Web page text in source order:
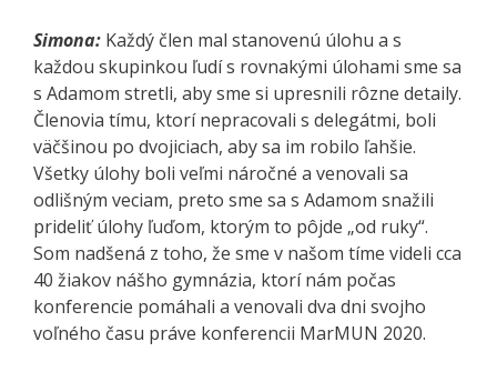
Simona: Každý člen mal stanovenú úlohu a s
každou skupinkou ľudí s rovnakými úlohami sme sa
s Adamom stretli, aby sme si upresnili rôzne detaily.
Členovia tímu, ktorí nepracovali s delegátmi, boli
väčšinou po dvojiciach, aby sa im robilo ľahšie.
Všetky úlohy boli veľmi náročné a venovali sa
odlišným veciam, preto sme sa s Adamom snažili
prideliť úlohy ľuďom, ktorým to pôjde „od ruky“.
Som nadšená z toho, že sme v našom tíme videli cca
40 žiakov nášho gymnázia, ktorí nám počas
konferencie pomáhali a venovali dva dni svojho
voľného času práve konferencii MarMUN 2020.